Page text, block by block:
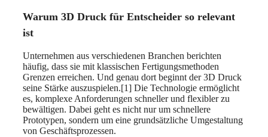
Warum 3D Druck für Entscheider so relevant
ist
Unternehmen aus verschiedenen Branchen berichten
häufig, dass sie mit klassischen Fertigungsmethoden
Grenzen erreichen. Und genau dort beginnt der 3D Druck
seine Stärke auszuspielen.[1] Die Technologie ermöglicht
es, komplexe Anforderungen schneller und flexibler zu
bewältigen. Dabei geht es nicht nur um schnellere
Prototypen, sondern um eine grundsätzliche Umgestaltung
von Geschäftsprozessen.